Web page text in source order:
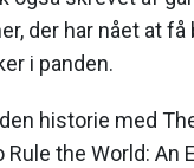
der har nået at få
i panden.
historie med
Rule the World: An